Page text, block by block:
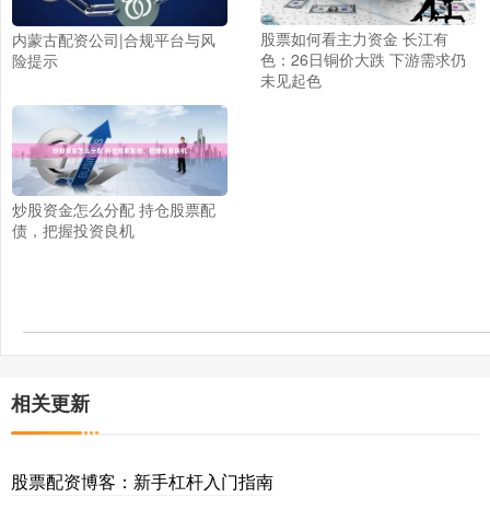
内蒙古配资公司|合规平台与风
险提示
股票如何看主力资金 长江有
色：26日铜价大跌 下游需求仍
未见起色
炒股资金怎么分配 持仓股票配
债，把握投资良机
相关更新
股票配资博客：新手杠杆入门指南